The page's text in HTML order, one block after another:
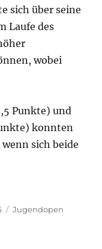
sich über seine
Laufe des
wobei
Punkte) und
konnten
sich beide
Kategorien
Jugendopen